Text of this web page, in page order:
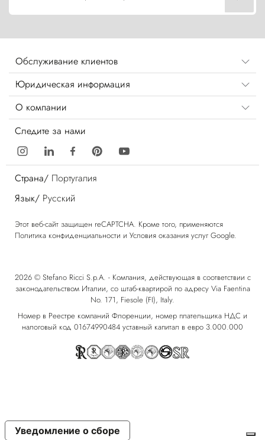
Обслуживание клиентов
Юридическая информация
О компании
Следите за нами
Страна/ Португалия
Язык/ Русский
Этот веб-сайт защищен reCAPTCHA. Кроме того, применяются
Политика конфиденциальности и Условия оказания услуг Google.
2026 © Stefano Ricci S.p.A. - Компания, действующая в соответствии с
законодательством Италии, со штаб-квартирой по адресу Via Faentina
No. 171, Fiesole (FI), Italy.
Номер в Реестре компаний Флоренции, номер плательщика НДС и
налоговый код 01674990484 уставный капитал в евро 3.000.000
Уведомление о сборе